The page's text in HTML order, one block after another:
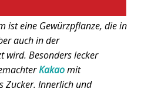
ist eine Gewürzpflanze, die in
auch in der
wird. Besonders lecker
Kakaomit
Zucker. Innerlich und